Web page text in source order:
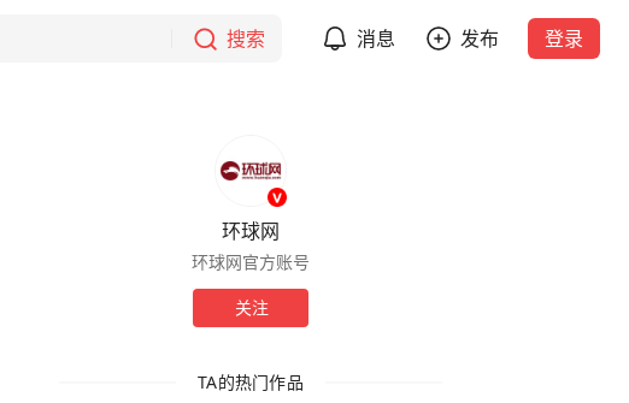
搜索 消息 发布 登录
环球网
环球网官方账号
关注
TA的热门作品